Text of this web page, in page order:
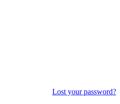
Lost your password?